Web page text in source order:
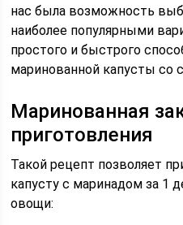
нас была возможность
наиболее популярными
простого и быстрого
маринованной капусты со
Маринованная
приготовления
Такой рецепт позволяет
капусту с маринадом за 1
овощи: